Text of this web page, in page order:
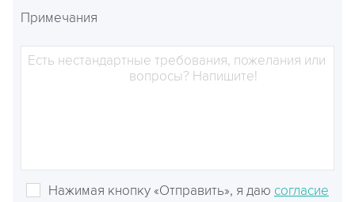
Примечания
Нажимая кнопку «Отправить», я даю согласие